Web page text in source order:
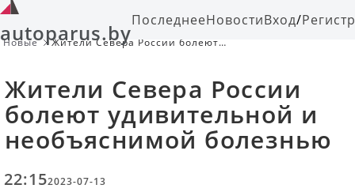
autoparus.byПоследнееНовостиВход/
Новые
Жители Севера России болеют
Жители Севера России
болеют удивительной и
необъяснимой болезнью
22:152023-07-13